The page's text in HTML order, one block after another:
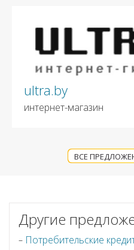
ultra.by
интернет-магазин
ВСЕ
Другие
Потребительские